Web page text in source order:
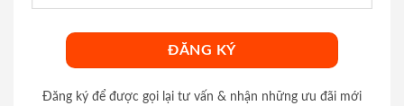
Đăng ký để được gọi lại tư vấn & nhận những ưu đãi mới